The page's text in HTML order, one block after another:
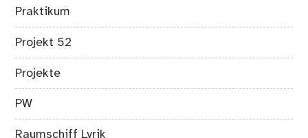
Praktikum
Projekt 52
Projekte
PW
Raumschiff Lyrik